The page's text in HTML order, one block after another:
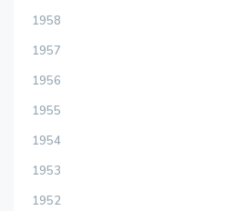
1958
1957
1956
1955
1954
1953
1952